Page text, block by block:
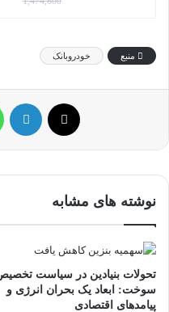
منبع خودروبانک
ایکس
نوشته های مشابه
تحولات بنیادین در سیاست
سوخت: ابعاد یک بحران انرژی و
پیامدهای اقتصادی